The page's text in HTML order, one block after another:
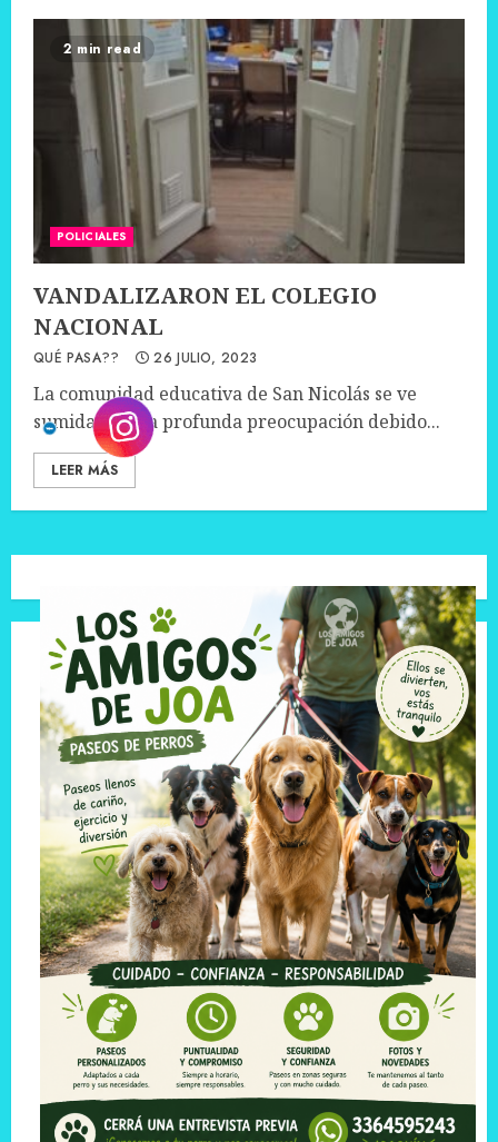
2 min read
POLICIALES
VANDALIZARON EL COLEGIO
NACIONAL
QUÉ PASA?? 26 JULIO, 2023
La comunidad educativa de San Nicolás se ve
sumida en una profunda preocupación debido...
LEER MÁS